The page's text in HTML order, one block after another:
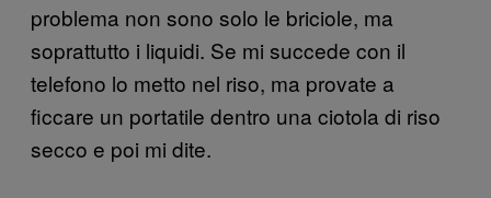
problema non sono solo le briciole, ma
soprattutto i liquidi. Se mi succede con il
telefono lo metto nel riso, ma provate a
ficcare un portatile dentro una ciotola di riso
secco e poi mi dite.